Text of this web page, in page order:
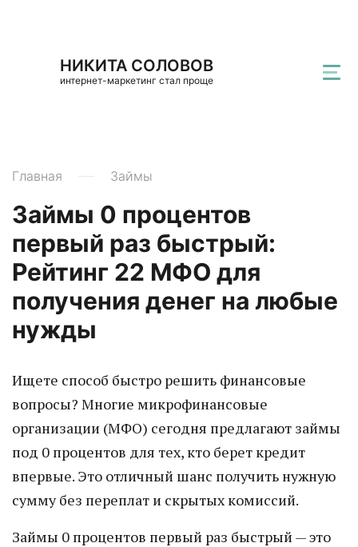
НИКИТА СОЛОВОВ
интернет-маркетинг стал проще
Главная Займы
Займы 0 процентов
первый раз быстрый:
Рейтинг 22 МФО для
получения денег на любые
нужды
Ищете способ быстро решить финансовые
вопросы? Многие микрофинансовые
организации (МФО) сегодня предлагают займы
под 0 процентов для тех, кто берет кредит
впервые. Это отличный шанс получить нужную
сумму без переплат и скрытых комиссий.
Займы 0 процентов первый раз быстрый — это